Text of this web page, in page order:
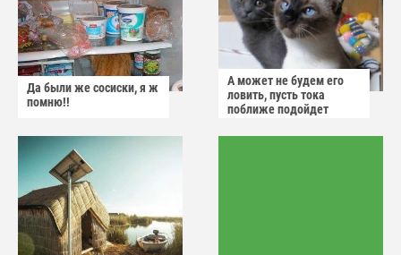
Да были же сосиски, я ж
помню!!
А может не будем его
ловить, пусть тока
поближе подойдет